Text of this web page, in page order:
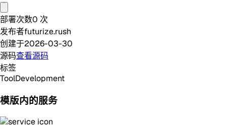
部署次数0 次
发布者futurize.rush
创建于2026-03-30
源码查看源码
标签
ToolDevelopment
模版内的服务